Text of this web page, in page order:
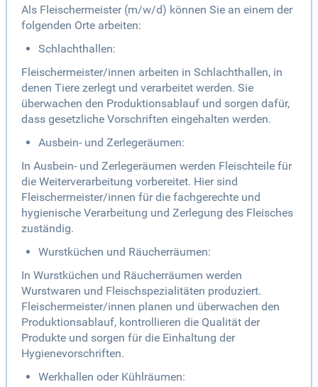
Als Fleischermeister (m/w/d) können Sie an einem der
folgenden Orte arbeiten:
Schlachthallen:
Fleischermeister/innen arbeiten in Schlachthallen, in
denen Tiere zerlegt und verarbeitet werden. Sie
überwachen den Produktionsablauf und sorgen dafür,
dass gesetzliche Vorschriften eingehalten werden.
Ausbein- und Zerlegeräumen:
In Ausbein- und Zerlegeräumen werden Fleischteile für
die Weiterverarbeitung vorbereitet. Hier sind
Fleischermeister/innen für die fachgerechte und
hygienische Verarbeitung und Zerlegung des Fleisches
zuständig.
Wurstküchen und Räucherräumen:
In Wurstküchen und Räucherräumen werden
Wurstwaren und Fleischspezialitäten produziert.
Fleischermeister/innen planen und überwachen den
Produktionsablauf, kontrollieren die Qualität der
Produkte und sorgen für die Einhaltung der
Hygienevorschriften.
Werkhallen oder Kühlräumen: